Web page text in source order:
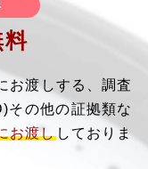
料
お渡しする、調査
その他の証拠類な
お渡ししておりま